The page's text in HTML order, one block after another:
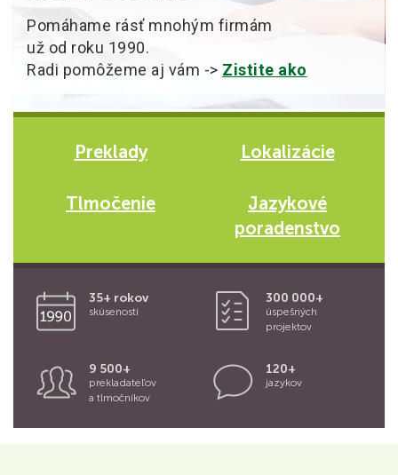
Pomáhame rásť mnohým firmám
už od roku 1990.
Radi pomôžeme aj vám -> Zistite ako
Preklady Lokalizácie
Tlmočenie
Jazykové
poradenstvo
35+ rokov
skúseností
300 000+
úspešných
projektov
9 500+
prekladateľov
a tlmočníkov
120+
jazykov